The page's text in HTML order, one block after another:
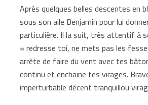
Après quelques belles descentes en
sous son aile Benjamin pour lui
particulière. Il la suit, très attentif à
« redresse toi, ne mets pas les
arrête de faire du vent avec tes
continu et enchaine tes virages.
imperturbable décent tranquillou